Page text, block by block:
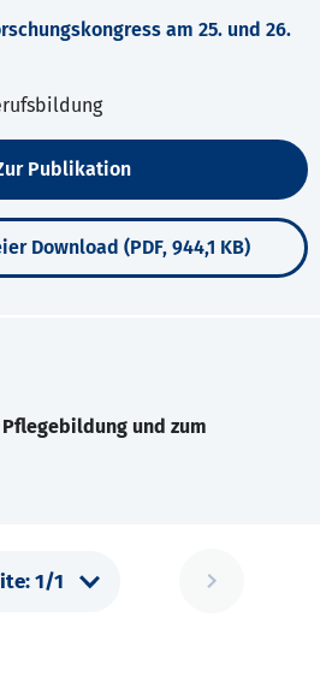
am 25. und 26.
Publikation
Download (PDF, 944,1 KB)
Pflegebildung und zum